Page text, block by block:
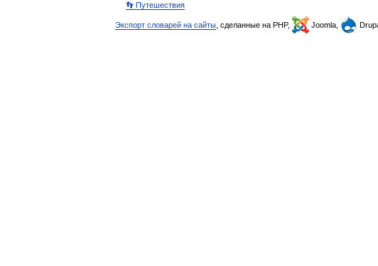
👣 Путешествия
Экспорт словарей на сайты , сделанные на PHP, Joomla,